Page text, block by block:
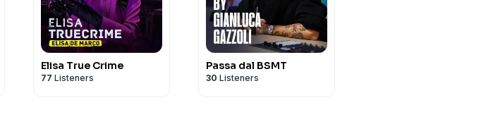
Elisa True Crime
77 Listeners
Passa dal BSMT
30 Listeners